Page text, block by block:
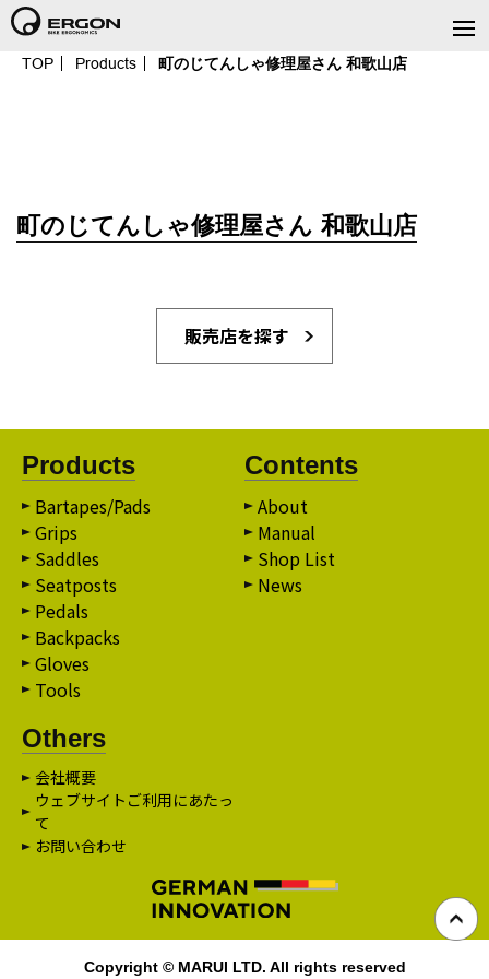
TOP Products 町のじてんしゃ修理屋さん 和歌山店
町のじてんしゃ修理屋さん 和歌山店
販売店を探す
Products
Bartapes/Pads
Grips
Saddles
Seatposts
Pedals
Backpacks
Gloves
Tools
Contents
About
Manual
Shop List
News
Others
会社概要
ウェブサイトご利用にあたっ
て
お問い合わせ
Copyright © MARUI LTD. All rights reserved